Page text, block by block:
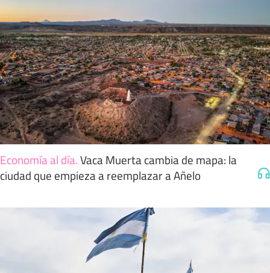
Economía al día.Vaca Muerta cambia de mapa: la
ciudad que empieza a reemplazar a Añelo